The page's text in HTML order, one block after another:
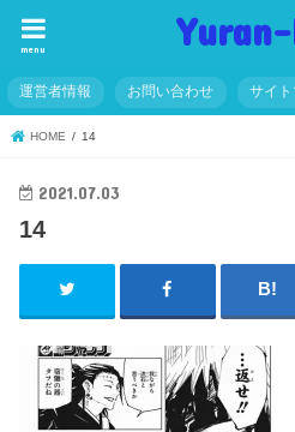
menu
運営者情報 お問い合わせ サイ
HOME 14
2021.07.03
14